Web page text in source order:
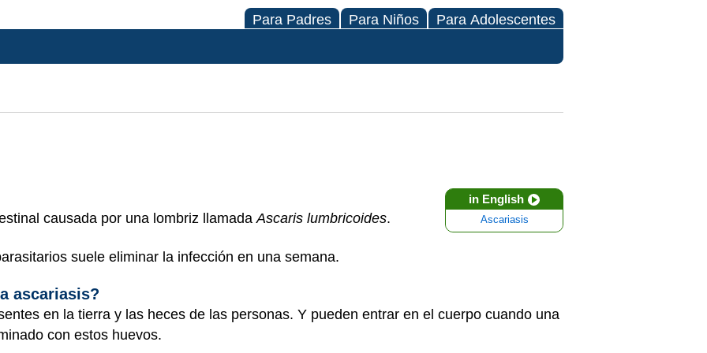
Para Padres Para Niños Para Adolescentes
in English
Ascariasis
causada por una lombriz llamadaAscaris lumbricoides.
suele eliminar la infección en una semana.
ascariasis?
en la tierra y las heces de las personas. Y pueden entrar en el cuerpo cuando una
con estos huevos.